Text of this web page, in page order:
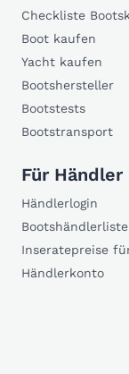
Checkliste
Boot kaufen
Yacht kaufen
Bootshersteller
Bootstests
Bootstransport
Für Händler
Händlerlogin
Bootshändlerliste
Inseratepreise
Händlerkonto